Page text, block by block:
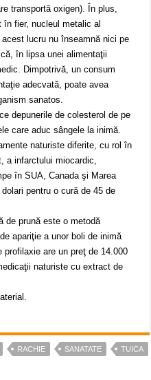
transportă oxigen). În plus,
în fier, nucleul metalic al
lucru nu înseamnă nici pe
în lipsa unei alimentaţii
Dimpotrivă, un consum
adecvată, poate avea
sanatos.
depunerile de colesterol de pe
care aduc sângele la inimă.
naturiste diferite, cu rol în
a infarctului miocardic,
în SUA, Canada şi Marea
pentru o cură de 45 de
de prună este o metodă
apariţie a unor boli de inimă
are un preţ de 14.000
naturiste cu extract de
RACHIE SANATATE
TUICA